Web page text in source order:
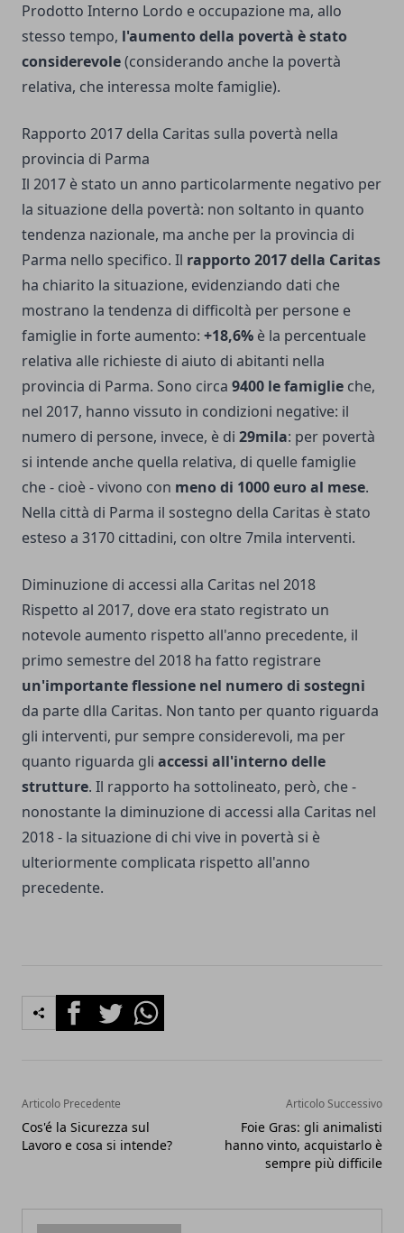
Prodotto Interno Lordo e occupazione ma, allo
stesso tempo, l'aumento della povertà è stato
considerevole(considerando anche la povertà
relativa, che interessa molte famiglie).
Rapporto 2017 della Caritas sulla povertà nella
provincia di Parma
Il 2017 è stato un anno particolarmente negativo per
la situazione della povertà: non soltanto in quanto
tendenza nazionale, ma anche per la provincia di
Parma nello specifico. Il rapporto 2017 della Caritas
ha chiarito la situazione, evidenziando dati che
mostrano la tendenza di difficoltà per persone e
famiglie in forte aumento: +18,6% è la percentuale
relativa alle richieste di aiuto di abitanti nella
provincia di Parma. Sono circa 9400 le famiglie che,
nel 2017, hanno vissuto in condizioni negative: il
numero di persone, invece, è di 29mila: per povertà
si intende anche quella relativa, di quelle famiglie
che - cioè - vivono con meno di 1000 euro al mese.
Nella città di Parma il sostegno della Caritas è stato
esteso a 3170 cittadini, con oltre 7mila interventi.
Diminuzione di accessi alla Caritas nel 2018
Rispetto al 2017, dove era stato registrato un
notevole aumento rispetto all'anno precedente, il
primo semestre del 2018 ha fatto registrare
un'importante flessione nel numero di sostegni
da parte dlla Caritas. Non tanto per quanto riguarda
gli interventi, pur sempre considerevoli, ma per
quanto riguarda gli accessi all'interno delle
strutture. Il rapporto ha sottolineato, però, che -
nonostante la diminuzione di accessi alla Caritas nel
2018 - la situazione di chi vive in povertà si è
ulteriormente complicata rispetto all'anno
precedente.
FacebookTwitterWhatsapp
Articolo Precedente
Cos'é la Sicurezza sul
Lavoro e cosa si intende?
Articolo Successivo
Foie Gras: gli animalisti
hanno vinto, acquistarlo è
sempre più difficile